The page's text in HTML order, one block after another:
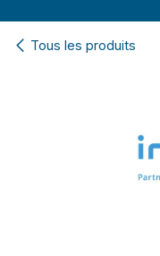
Tous les produits